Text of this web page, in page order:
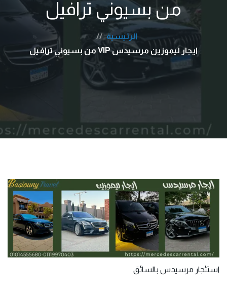
من بسيوني ترافيل
الرئيسية
ايجار ليموزين مرسيدس VIP من بسيوني ترافيل
استئجار مرسيدس بالسائق